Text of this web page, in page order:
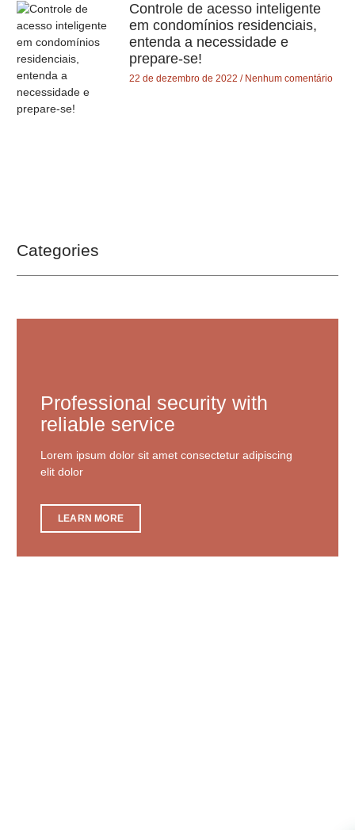
Controle de acesso inteligente
em condomínios residenciais,
entenda a necessidade e
prepare-se!
22 de dezembro de 2022 Nenhum comentário
Categories
Professional security with
reliable service
Lorem ipsum dolor sit amet consectetur adipiscing
elit dolor
LEARN MORE